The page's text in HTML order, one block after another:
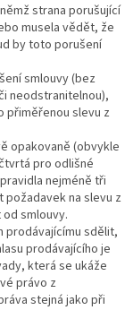
strana porušující
musela vědět, že
by toto porušení
smlouvy (bez
neodstranitelnou),
přiměřenou slevu z
opakovaně (obvykle
pro odlišné
nejméně tři
požadavek na slevu z
smlouvy.
prodávajícímu sdělit,
prodávajícího je
která se ukáže
právo z
stejná jako při